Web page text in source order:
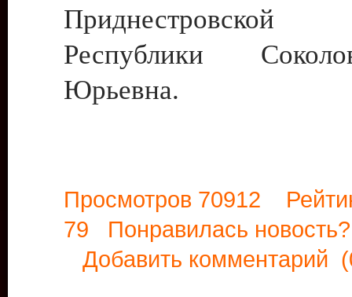
Приднестровской
Республики
Юрьевна.
Просмотров 70912
79 Понравилась
Добавить комментарий